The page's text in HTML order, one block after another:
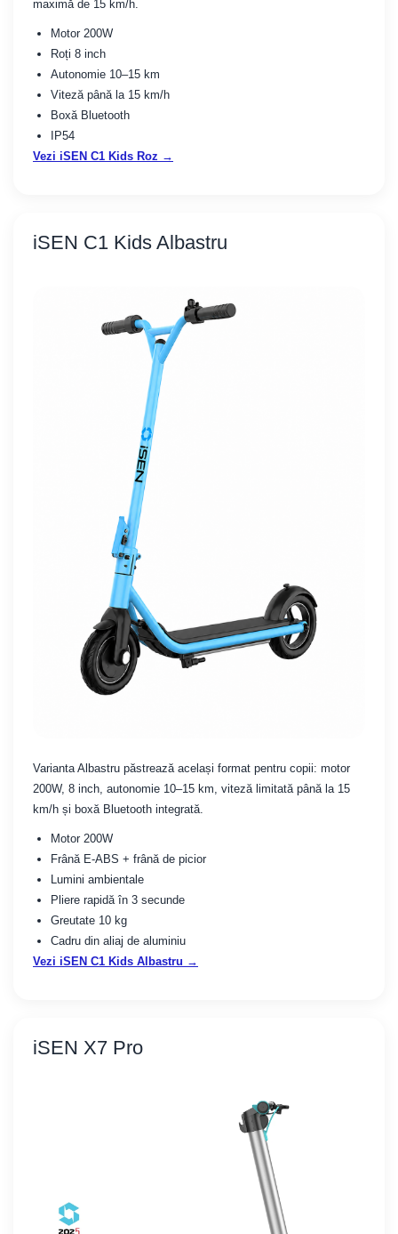
maximă de 15 km/h.
Motor 200W
Roți 8 inch
Autonomie 10–15 km
Viteză până la 15 km/h
Boxă Bluetooth
IP54
Vezi iSEN C1 Kids Roz →
iSEN C1 Kids Albastru
Varianta Albastru păstrează același format pentru copii: motor
200W, 8 inch, autonomie 10–15 km, viteză limitată până la 15
km/h și boxă Bluetooth integrată.
Motor 200W
Frână E-ABS + frână de picior
Lumini ambientale
Pliere rapidă în 3 secunde
Greutate 10 kg
Cadru din aliaj de aluminiu
Vezi iSEN C1 Kids Albastru →
iSEN X7 Pro